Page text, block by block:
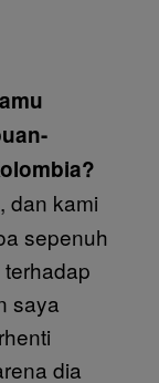
dan kami
sepenuh
saya
dia